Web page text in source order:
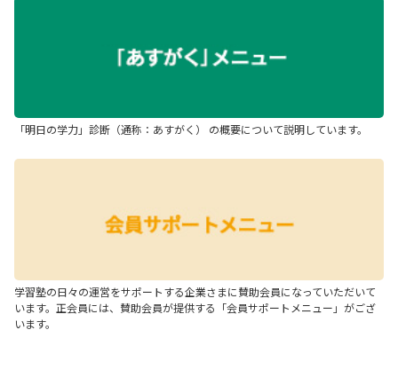
「明日の学力」診断（通称：あすがく） の概要について説明しています。
学習塾の日々の運営をサポートする企業さまに賛助会員になっていただいて
います。正会員には、賛助会員が提供する「会員サポートメニュー」がござ
います。